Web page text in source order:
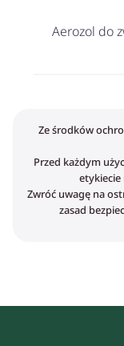
Aerozol do
Ze środków
Przed każdym
Zwróć uwagę na
zasad